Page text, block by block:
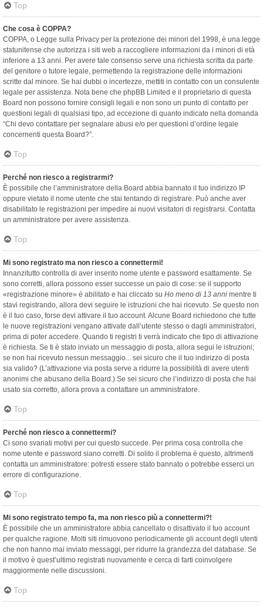
Top
Che cosa è COPPA?
COPPA, o Legge sulla Privacy per la protezione dei minori del 1998, è una legge
statunitense che autorizza i siti web a raccogliere informazioni da i minori di età
inferiore a 13 anni. Per avere tale consenso serve una richiesta scritta da parte
del genitore o tutore legale, permettendo la registrazione delle informazioni
scritte dal minore. Se hai dubbi o incertezze, mettiti in contatto con un consulente
legale per assistenza. Nota bene che phpBB Limited e il proprietario di questa
Board non possono fornire consigli legali e non sono un punto di contatto per
questioni legali di qualsiasi tipo, ad eccezione di quanto indicato nella domanda
“Chi devo contattare per segnalare abusi e/o per questioni d’ordine legale
concernenti questa Board?”.
Top
Perché non riesco a registrarmi?
È possibile che l’amministratore della Board abbia bannato il tuo indirizzo IP
oppure vietato il nome utente che stai tentando di registrare. Può anche aver
disabilitato le registrazioni per impedire ai nuovi visitatori di registrarsi. Contatta
un amministratore per avere assistenza.
Top
Mi sono registrato ma non riesco a connettermi!
Innanzitutto controlla di aver inserito nome utente e password esattamente. Se
sono corretti, allora possono esser successe un paio di cose: se il supporto
«registrazione minore» è abilitato e hai cliccato su Ho meno di 13 anni mentre ti
stavi registrando, allora devi seguire le istruzioni che hai ricevuto. Se questo non
è il tuo caso, forse devi attivare il tuo account. Alcune Board richiedono che tutte
le nuove registrazioni vengano attivate dall’utente stesso o dagli amministratori,
prima di poter accedere. Quando ti registri ti verrà indicato che tipo di attivazione
è richiesta. Se ti è stato inviato un messaggio di posta, allora segui le istruzioni;
se non hai ricevuto nessun messaggio... sei sicuro che il tuo indirizzo di posta
sia valido? (L’attivazione via posta serve a ridurre la possibilità di avere utenti
anonimi che abusano della Board.) Se sei sicuro che l’indirizzo di posta che hai
usato sia corretto, allora prova a contattare un amministratore.
Top
Perché non riesco a connettermi?
Ci sono svariati motivi per cui questo succede. Per prima cosa controlla che
nome utente e password siano corretti. Di solito il problema è questo, altrimenti
contatta un amministratore: potresti essere stato bannato o potrebbe esserci un
errore di configurazione.
Top
Mi sono registrato tempo fa, ma non riesco più a connettermi?!
È possibile che un amministratore abbia cancellato o disattivato il tuo account
per qualche ragione. Molti siti rimuovono periodicamente gli account degli utenti
che non hanno mai inviato messaggi, per ridurre la grandezza del database. Se
il motivo è quest’ultimo registrati nuovamente e cerca di farti coinvolgere
maggiormente nelle discussioni.
Top